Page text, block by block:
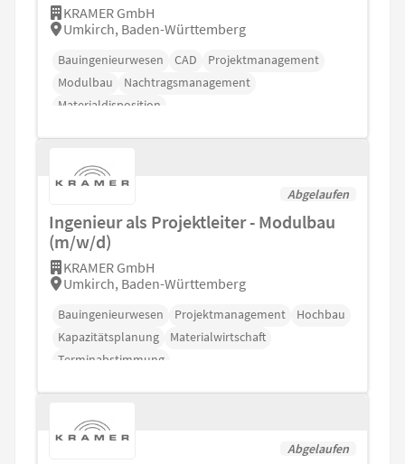
KRAMER GmbH
Umkirch, Baden-Württemberg
Bauingenieurwesen CAD
Projektmanagement
Modulbau
Nachtragsmanagement
Materialdisposition
Abgelaufen
Ingenieur als Projektleiter - Modulbau
(m/w/d)
KRAMER GmbH
Umkirch, Baden-Württemberg
Bauingenieurwesen Projektmanagement
Hochbau
Kapazitätsplanung
Materialwirtschaft
Terminabstimmung
Abgelaufen